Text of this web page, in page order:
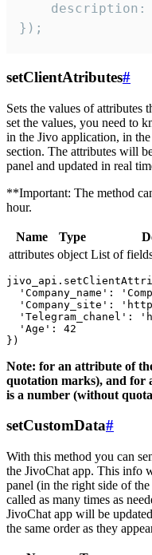
description:
});
setClientAtributes#
Sets the values ​​of attributes
set the values, you need to
in the Jivo application, in
section. The attributes will
panel and updated in real
**Important: The method
hour.
Name Type
attributes object List of
'Company_name':
'Company_site':
'Telegram_chanel':
  'Age': 42
Note: for an attribute of
quotation marks), and
is a number (without
setCustomData#
With this method you can
the JivoChat app. This info
panel (in the right side of
called as many times as
JivoChat app will be
the same order as they